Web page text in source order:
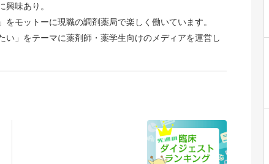
興味あり。
をモットーに現職の調剤薬局で楽しく働いています。
い」をテーマに薬剤師・薬学生向けのメディアを運営し